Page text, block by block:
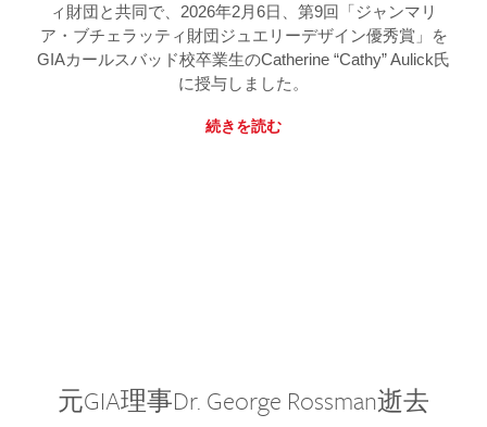
ィ財団と共同で、2026年2月6日、第9回「ジャンマリ
ア・ブチェラッティ財団ジュエリーデザイン優秀賞」を
GIAカールスバッド校卒業生のCatherine “Cathy” Aulick氏
に授与しました。
続きを読む
元GIA理事Dr. George Rossman逝去